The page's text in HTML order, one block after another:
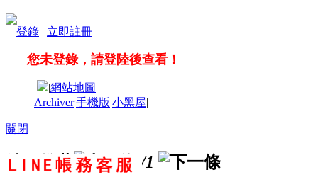
登錄 | 立即註冊
您未登錄，請登陸後查看！
|網站地圖
Archiver|手機版|小黑屋|
關閉
站長推薦 /1